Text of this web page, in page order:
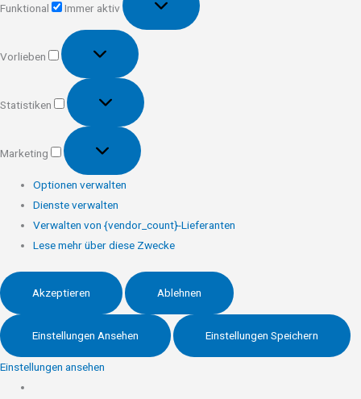
Funktional
Immer aktiv
Vorlieben
Vorlieben
Statistiken
Statistiken
Marketing
Marketing
Optionen verwalten
Dienste verwalten
Verwalten von {vendor_count}-Lieferanten
Lese mehr über diese Zwecke
Akzeptieren Ablehnen
Einstellungen Ansehen Einstellungen Speichern
Einstellungen ansehen